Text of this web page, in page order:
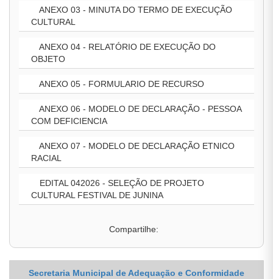
ANEXO 03 - MINUTA DO TERMO DE EXECUÇÃO
CULTURAL
ANEXO 04 - RELATÓRIO DE EXECUÇÃO DO
OBJETO
ANEXO 05 - FORMULARIO DE RECURSO
ANEXO 06 - MODELO DE DECLARAÇÃO - PESSOA
COM DEFICIENCIA
ANEXO 07 - MODELO DE DECLARAÇÃO ETNICO
RACIAL
EDITAL 042026 - SELEÇÃO DE PROJETO
CULTURAL FESTIVAL DE JUNINA
Compartilhe:
Secretaria Municipal de Adequação e Conformidade